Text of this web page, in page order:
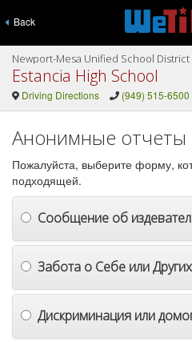
Back
Newport-Mesa Unified School District
Estancia High School
Driving Directions (949) 515-6500
Анонимные отчеты
Пожалуйста, выберите форму,
подходящей.
Сообщение об
Забота о Себе или Других
Дискриминация или